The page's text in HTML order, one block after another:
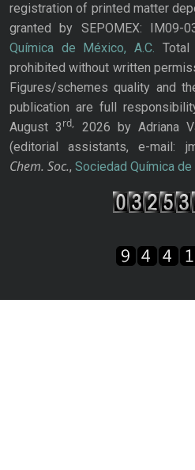
registration of printed matter
granted by SEPOMEX: IM09-
Química de México, A.C.
prohibited without written
Figures/schemes quality and
publication are full
August 3rd,
2026 by Adriana
(editorial assistants, e-mail:
Chem. Soc., Sociedad Química de